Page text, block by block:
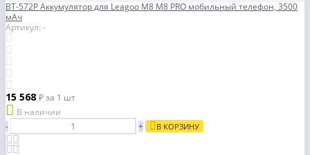
BT-572P Аккумулятор для Leagoo M8 M8 PRO мобильный телефон, 3500
мАч
Артикул: -
15 568 ₽за 1 шт
В наличии
-
+ В КОРЗИНУ